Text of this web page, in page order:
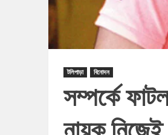
টলিপাড়া বিনোদন
সম্পর্কে